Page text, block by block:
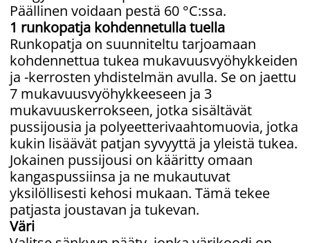
Päällinen voidaan pestä 60 °C:ssa.
1 runkopatja kohdennetulla tuella
Runkopatja on suunniteltu tarjoamaan
kohdennettua tukea mukavuusvyöhykkeiden
ja -kerrosten yhdistelmän avulla. Se on jaettu
7 mukavuusvyöhykkeeseen ja 3
mukavuuskerrokseen, jotka sisältävät
pussijousia ja polyeetterivaahtomuovia, jotka
kukin lisäävät patjan syvyyttä ja yleistä tukea.
Jokainen pussijousi on kääritty omaan
kangaspussiinsa ja ne mukautuvat
yksilöllisesti kehosi mukaan. Tämä tekee
patjasta joustavan ja tukevan.
Väri